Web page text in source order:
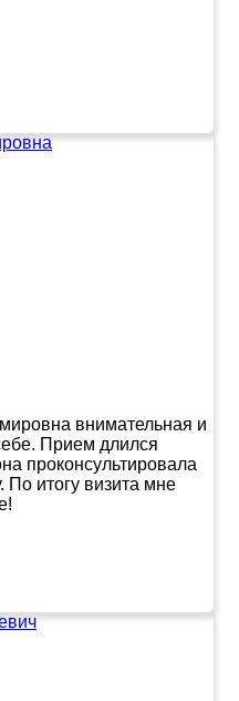
внимательная и
Прием длился
проконсультировала
По итогу визита мне